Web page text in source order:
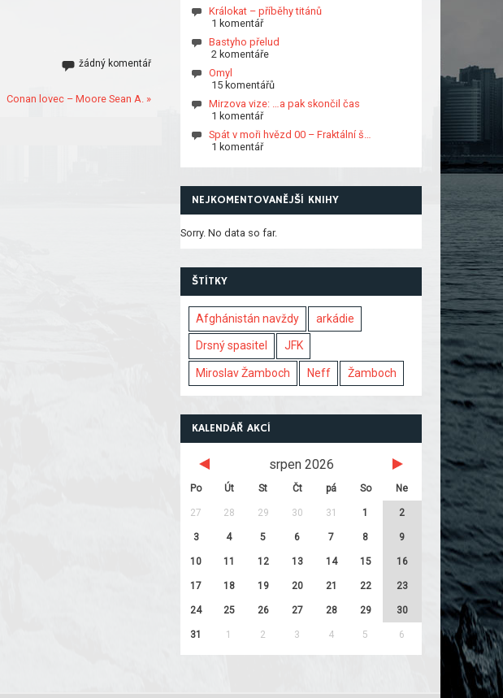
žádný komentář
Conan lovec – Moore Sean A. »
Králokat – příběhy titánů
1 komentář
Bastyho přelud
2 komentáře
Omyl
15 komentářů
Mirzova vize: …a pak skončil čas
1 komentář
Spát v moři hvězd 00 – Fraktální š…
1 komentář
NEJKOMENTOVANĚJŠÍ KNIHY
Sorry. No data so far.
ŠTÍTKY
Afghánistán navždy arkádie
Drsný spasitel JFK
Miroslav Žamboch Neff Žamboch
KALENDÁŘ AKCÍ
srpen 2026
Po Út St Čt pá So Ne
27 28 29 30 31 1 2
3 4 5 6 7 8 9
10 11 12 13 14 15 16
17 18 19 20 21 22 23
24 25 26 27 28 29 30
31 1 2 3 4 5 6